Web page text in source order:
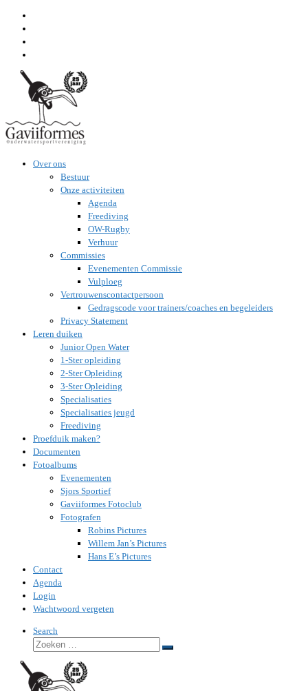
inhoud
Over ons
Bestuur
Onze activiteiten
Agenda
Freediving
OW-Rugby
Verhuur
Commissies
Evenementen Commissie
Vulploeg
Vertrouwenscontactpersoon
Gedragscode voor trainers/coaches en begeleiders
Privacy Statement
Leren duiken
Junior Open Water
1-Ster opleiding
2-Ster Opleiding
3-Ster Opleiding
Specialisaties
Specialisaties jeugd
Freediving
Proefduik maken?
Documenten
Fotoalbums
Evenementen
Sjors Sportief
Gaviiformes Fotoclub
Fotografen
Robins Pictures
Willem Jan’s Pictures
Hans E’s Pictures
Contact
Agenda
Login
Wachtwoord vergeten
Search
Zoeken
Zoeken